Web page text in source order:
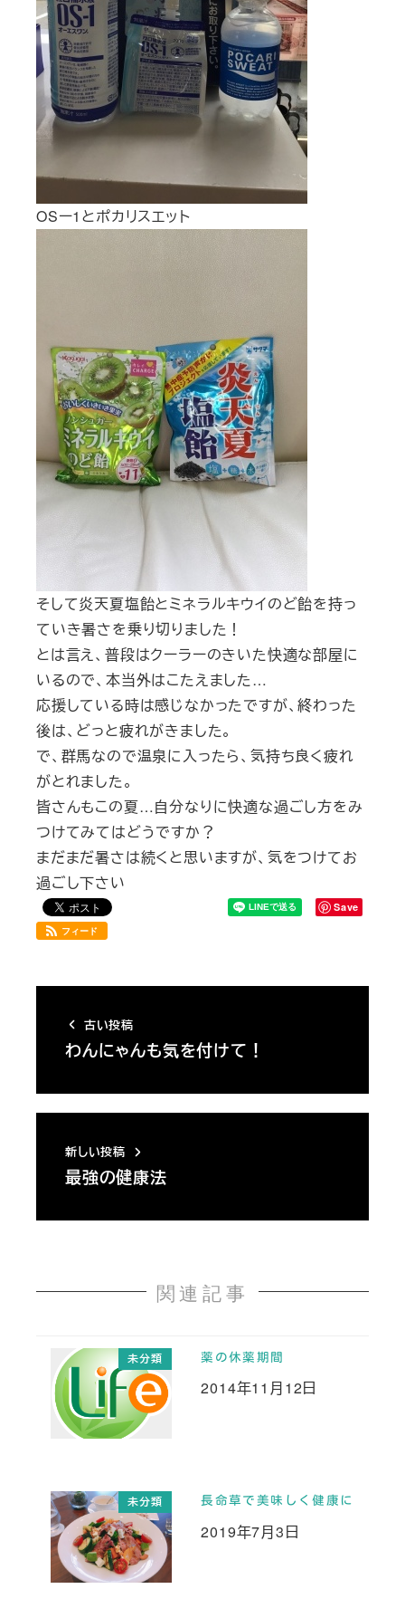
OSー1とポカリスエット
そして炎天夏塩飴とミネラルキウイのど飴を持っ
ていき暑さを乗り切りました！
とは言え、普段はクーラーのきいた快適な部屋に
いるので、本当外はこたえました…
応援している時は感じなかったですが、終わった
後は、どっと疲れがきました。
で、群馬なので温泉に入ったら、気持ち良く疲れ
がとれました。
皆さんもこの夏…自分なりに快適な過ごし方をみ
つけてみてはどうですか？
まだまだ暑さは続くと思いますが、気をつけてお
過ごし下さい
Save
フィード
古い投稿
わんにゃんも気を付けて！
新しい投稿
最強の健康法
関連記事
未分類 薬の休薬期間
投稿日
2014年11月12日
未分類 長命草で美味しく健康に
投稿日
2019年7月3日